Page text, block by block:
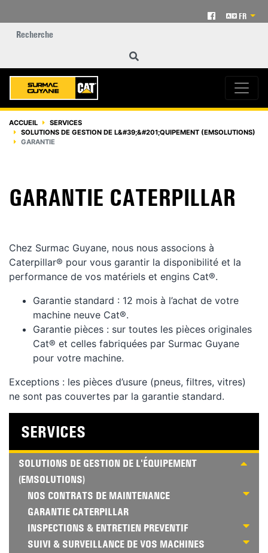
FR
ACCUEIL
SERVICES
SOLUTIONS DE GESTION DE L&#39;&#201;QUIPEMENT (EMSOLUTIONS)
GARANTIE
GARANTIE CATERPILLAR
Chez Surmac Guyane, nous nous associons à
Caterpillar® pour vous garantir la disponibilité et la
performance de vos matériels et engins Cat®.
Garantie standard : 12 mois à l’achat de votre
machine neuve Cat®.
Garantie pièces : sur toutes les pièces originales
Cat® et celles fabriquées par Surmac Guyane
pour votre machine.
Exceptions : les pièces d’usure (pneus, filtres, vitres)
ne sont pas couvertes par la garantie standard.
SERVICES
SOLUTIONS DE GESTION DE L'ÉQUIPEMENT
(EMSOLUTIONS)
NOS CONTRATS DE MAINTENANCE
GARANTIE CATERPILLAR
INSPECTIONS & ENTRETIEN PREVENTIF
SUIVI & SURVEILLANCE DE VOS MACHINES